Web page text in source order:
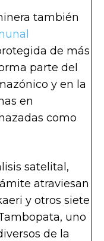
también
de más
parte del
y en la
en
como
satelital,
atraviesan
y otros siete
uno
de la